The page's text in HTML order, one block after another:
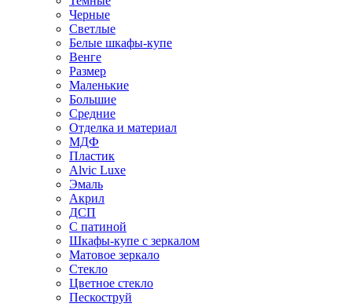
Черные
Светлые
Белые шкафы-купе
Венге
Размер
Маленькие
Большие
Средние
Отделка и материал
МДФ
Пластик
Alvic Luxe
Эмаль
Акрил
ДСП
С патиной
Шкафы-купе с зеркалом
Матовое зеркало
Стекло
Цветное стекло
Пескоструй